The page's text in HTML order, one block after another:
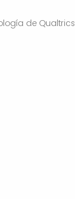
de Qualtrics